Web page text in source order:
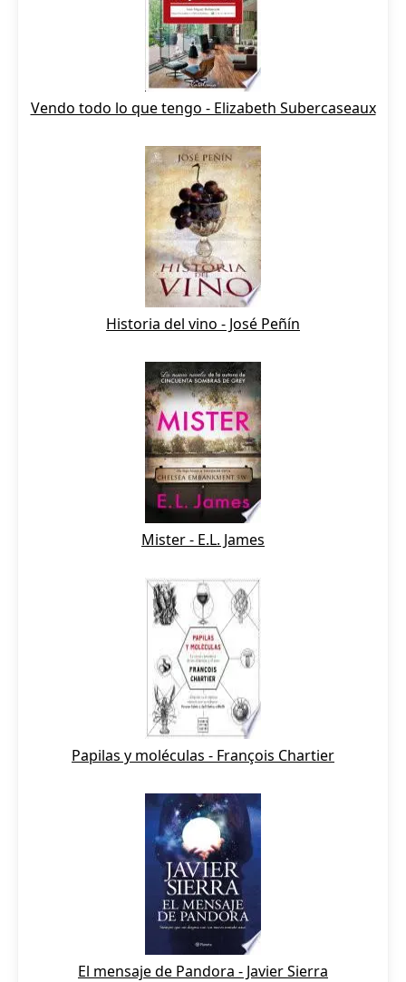
Vendo todo lo que tengo - Elizabeth Subercaseaux
Historia del vino - José Peñín
Mister - E.L. James
Papilas y moléculas - François Chartier
El mensaje de Pandora - Javier Sierra